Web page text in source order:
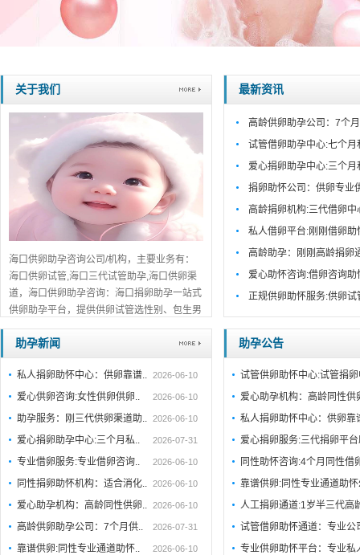
关于我们
海口供卵助孕咨询公司/机构，主要业务有：
海口供卵试管,海口三代试管助孕,海口供卵渠
道，海口供卵助孕咨询：海口捐卵助孕一站式
供卵助孕平台，提供供卵试管选性别、包生男
孩包成功服务，海口口碑推荐，免费在线咨
询！...详细>>。。。
最新资讯
高龄供卵助孕公司：7个
试管借卵助孕中心:七个
爱心捐卵助孕中心:三个
捐卵助怀公司：供卵专业
高龄捐卵机构:三代借卵
私人借卵平台:刚刚借卵
高龄助孕：刚刚高龄捐卵
爱心助怀咨询:借卵咨询
正规供卵助怀服务:供卵
助孕新闻
私人捐卵助怀中心：供卵靠谱.. 2026-06-10
爱心供卵咨询:女性供卵供卵.. 2026-06-10
助孕服务：刚三代供卵渠道助.. 2026-06-10
爱心捐卵助孕中心:三个月私.. 2026-07-31
专业借卵服务:专业借卵咨询.. 2026-06-10
同性捐卵助怀机构：适合消化.. 2026-06-10
爱心助孕机构：高龄同性供卵.. 2026-06-10
高龄供卵助孕公司：7个月供.. 2026-07-31
靠谱供卵:同性专业通道助怀.. 2026-06-10
助孕公告
试管供卵助怀中心:试管捐
爱心助孕机构：高龄同性
私人捐卵助怀中心：供卵
爱心捐卵服务:三代捐卵平
同性助怀咨询:4个月同性借
靠谱供卵:同性专业通道助
人工捐卵通道:1岁半三代高
试管借卵助怀通道：专业公
专业供卵助怀平台：专业